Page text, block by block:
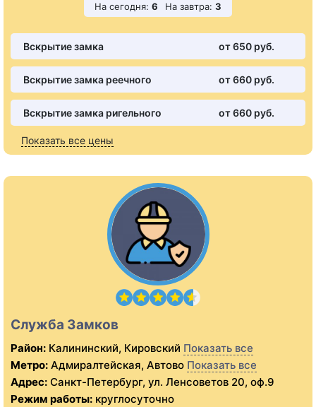
На сегодня: 6 На завтра: 3
Вскрытие замка от 650 pуб.
Вскрытие замка реечного от 660 pуб.
Вскрытие замка ригельного от 660 pуб.
Показать все цены
Служба Замков
Район: Калининский, Кировский Показать все
Метро: Адмиралтейская, Автово Показать все
Адрес: Санкт-Петербург, ул. Ленсоветов 20, оф.9
Режим работы: круглосуточно